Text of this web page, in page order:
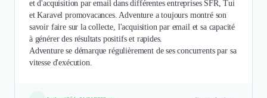
et d'acquisition par email dans différentes entreprises SFR, Tui
et Karavel promovacances. Adventure a toujours montré son
savoir faire sur la collecte, l'acquisition par email et sa capacité
à générer des résultats positifs et rapides.
Adventure se démarque régulièrement de ses concurrents par sa
vitesse d'exécution.